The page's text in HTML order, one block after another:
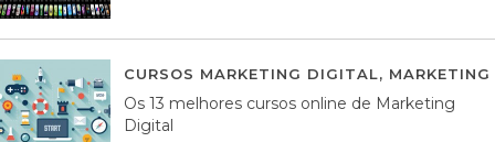
CURSOS MARKETING DIGITAL,
Os 13 melhores cursos online de Marketing
Digital